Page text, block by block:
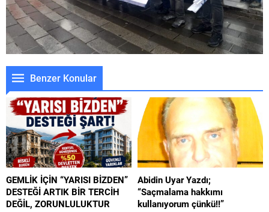
Benzer Konular
GEMLİK İÇİN “YARISI BİZDEN”
DESTEĞİ ARTIK BİR TERCİH
DEĞİL, ZORUNLULUKTUR
Abidin Uyar Yazdı;
“Saçmalama hakkımı
kullanıyorum çünkü!!”